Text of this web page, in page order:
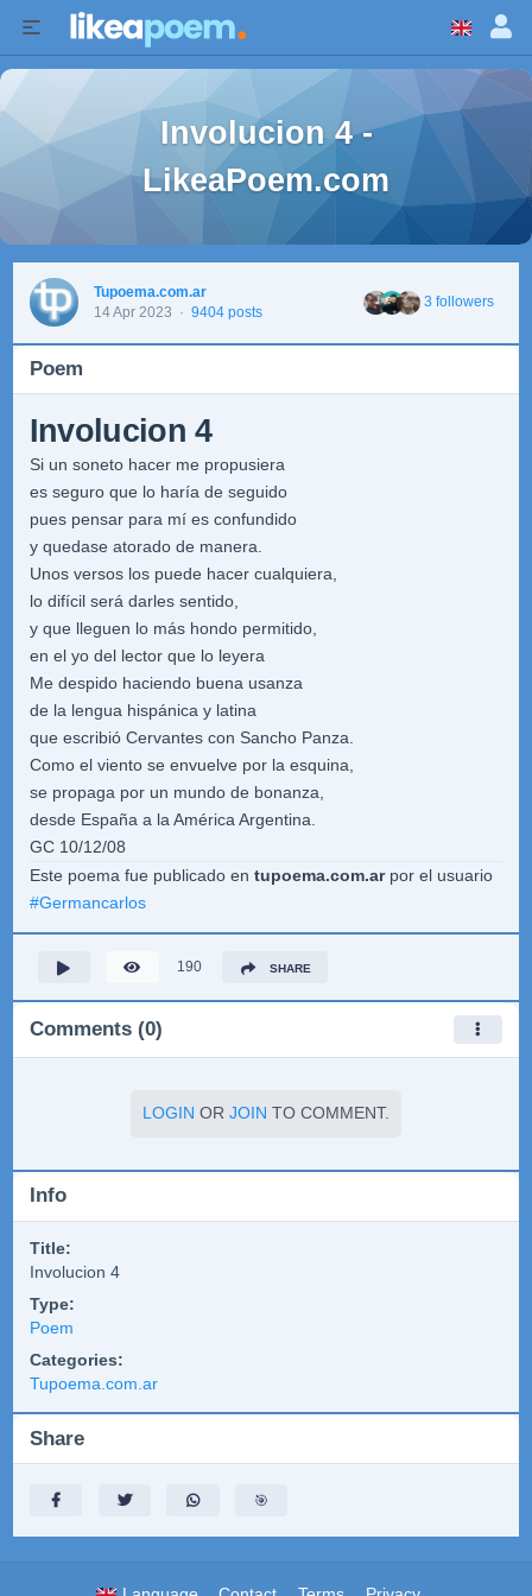
Involucion 4 -
LikeaPoem.com
Tupoema.com.ar
14 Apr 2023 · 9404 posts
3 followers
Poem
Involucion 4
Si un soneto hacer me propusiera
es seguro que lo haría de seguido
pues pensar para mí es confundido
y quedase atorado de manera.
Unos versos los puede hacer cualquiera,
lo difícil será darles sentido,
y que lleguen lo más hondo permitido,
en el yo del lector que lo leyera
Me despido haciendo buena usanza
de la lengua hispánica y latina
que escribió Cervantes con Sancho Panza.
Como el viento se envuelve por la esquina,
se propaga por un mundo de bonanza,
desde España a la América Argentina.
GC 10/12/08
Este poema fue publicado en tupoema.com.arpor el usuario
#Germancarlos
190 SHARE
Comments (0)
LOGIN OR JOIN TO COMMENT.
Info
Title:
Involucion 4
Type:
Poem
Categories:
Tupoema.com.ar
Share
🎯